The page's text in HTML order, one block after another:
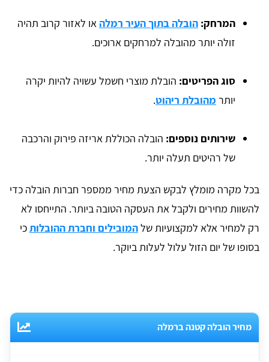
המרחק: הובלה בתוך העיר רמלהאו לאזור קרוב תהיה
זולה יותר מהובלה למרחקים ארוכים.
סוג הפריטים: הובלת מוצרי חשמל עשויה להיות יקרה
יותר מהובלת ריהוט.
שירותים נוספים: הובלה הכוללת אריזה פירוק והרכבה
של רהיטים תעלה יותר.
בכל מקרה מומלץ לבקש הצעת מחיר ממספר חברות הובלה כדי
להשוות מחירים ולקבל את העסקה הטובה ביותר. התייחסו לא
רק למחיר אלא למקצועיות שלהמובילים וחברת ההובלותכי
בסופו של יום הזול עלול לעלות ביוקר.
מחיר הובלה קטנה ברמלה